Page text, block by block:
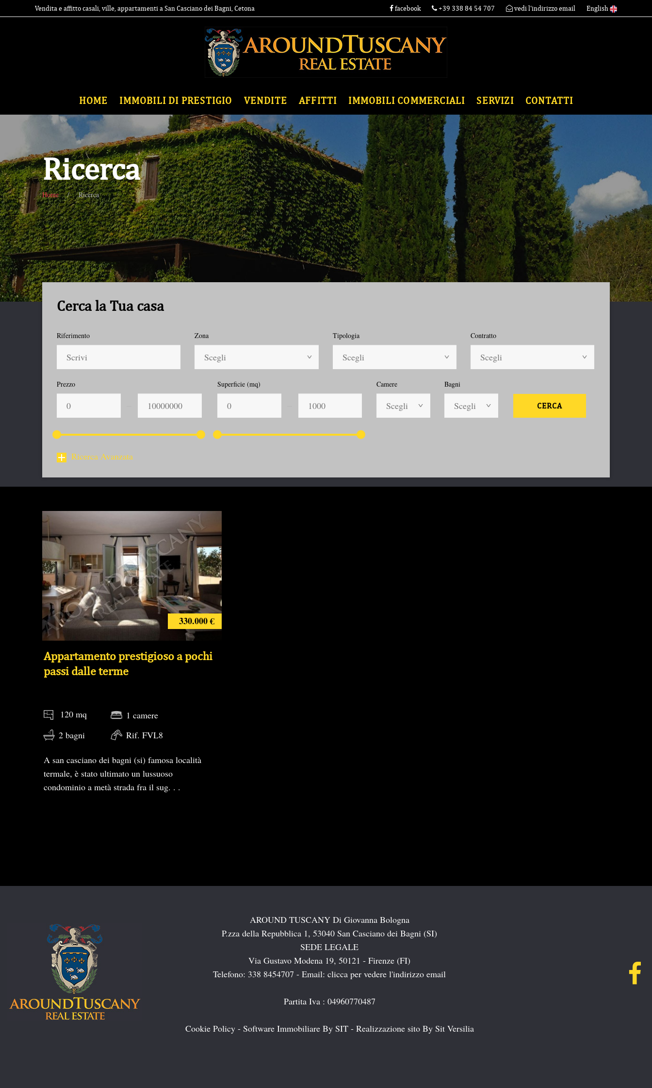
Vendita e affitto casali, ville, appartamenti a San Casciano dei Bagni, Cetona facebook +39 338 84 54 707 vedi l'indirizzo email English
HOME IMMOBILI DI PRESTIGIO VENDITE AFFITTI IMMOBILI COMMERCIALI SERVIZI CONTATTI
Ricerca
Home Ricerca
Cerca la Tua casa
Riferimento Zona
Scegli
Tipologia
Scegli
Contratto
Scegli
Prezzo Superficie (mq) Camere
Scegli
Bagni
Scegli CERCA
Ricerca Avanzata
330.000 €
Appartamento prestigioso a pochi
passi dalle terme
120 mq
2 bagni
1 camere
Rif. FVL8
A san casciano dei bagni (si) famosa località
termale, è stato ultimato un lussuoso
condominio a metà strada fra il sug. . .
AROUND TUSCANY Di Giovanna Bologna
P.zza della Repubblica 1, 53040 San Casciano dei Bagni (SI)
SEDE LEGALE
Via Gustavo Modena 19, 50121 - Firenze (FI)
Telefono: 338 8454707 - Email: clicca per vedere l'indirizzo email
Partita Iva : 04960770487
Cookie Policy- Software Immobiliare By SIT- Realizzazione sito By Sit Versilia